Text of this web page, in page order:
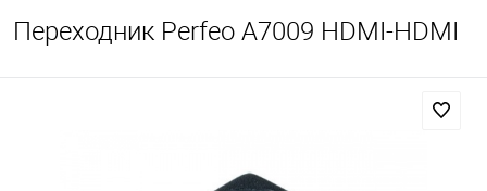
Переходник Perfeo A7009 HDMI-HDMI